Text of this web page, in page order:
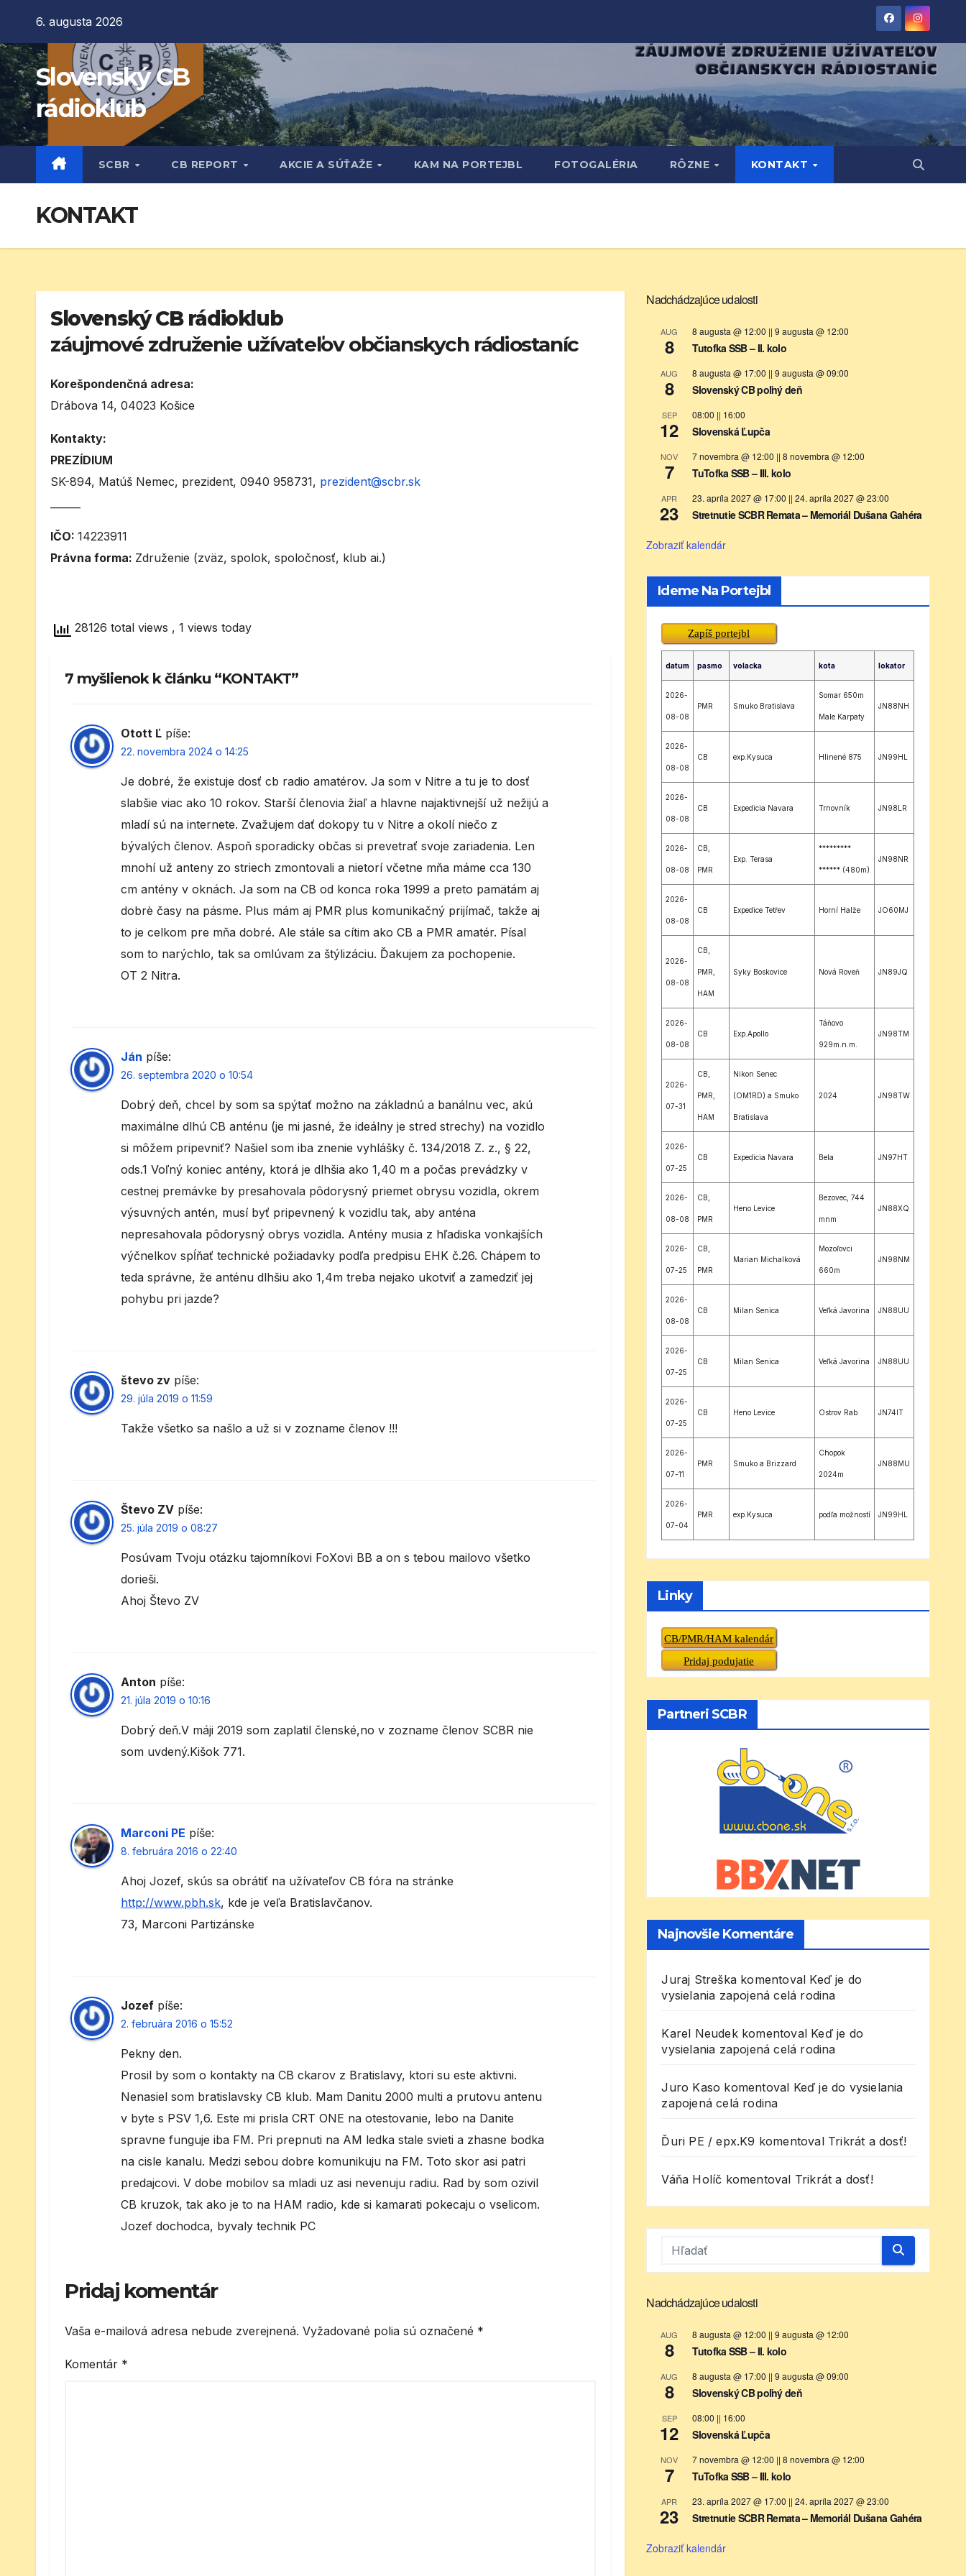
obsah
6. augusta 2026
Slovenský CB
rádioklub
SCBR CB REPORT AKCIE A SÚŤAŽE KAM NA PORTEJBL FOTOGALÉRIA RÔZNE KONTAKT
KONTAKT
Slovenský CB rádioklub
záujmové združenie užívateľov občianskych rádiostaníc
Korešpondenčná adresa:
Drábova 14, 04023 Košice
Kontakty:
PREZÍDIUM
SK-894, Matúš Nemec, prezident, 0940 958731, prezident@scbr.sk
IČO: 14223911
Právna forma: Združenie (zväz, spolok, spoločnosť, klub ai.)
28126 total views , 1 views today
7 myšlienok k článku “KONTAKT”
Otott Ľ píše:
22. novembra 2024 o 14:25
Je dobré, že existuje dosť cb radio amatérov. Ja som v Nitre a tu je to dosť
slabšie viac ako 10 rokov. Starší členovia žiaľ a hlavne najaktivnejší už nežijú a
mladí sú na internete. Zvažujem dať dokopy tu v Nitre a okolí niečo z
bývalých členov. Aspoň sporadicky občas si prevetrať svoje zariadenia. Len
mnohí už anteny zo striech zmontovali a nietorí včetne mňa máme cca 130
cm antény v oknách. Ja som na CB od konca roka 1999 a preto pamätám aj
dobrè časy na pásme. Plus mám aj PMR plus komunikačný prijímač, takže aj
to je celkom pre mňa dobré. Ale stále sa cítim ako CB a PMR amatér. Písal
som to narýchlo, tak sa omlúvam za štýlizáciu. Ďakujem za pochopenie.
OT 2 Nitra.
Ján píše:
26. septembra 2020 o 10:54
Dobrý deň, chcel by som sa spýtať možno na základnú a banálnu vec, akú
maximálne dlhú CB anténu (je mi jasné, že ideálny je stred strechy) na vozidlo
si môžem pripevniť? Našiel som iba znenie vyhlášky č. 134/2018 Z. z., § 22,
ods.1 Voľný koniec antény, ktorá je dlhšia ako 1,40 m a počas prevádzky v
cestnej premávke by presahovala pôdorysný priemet obrysu vozidla, okrem
výsuvných antén, musí byť pripevnený k vozidlu tak, aby anténa
nepresahovala pôdorysný obrys vozidla. Antény musia z hľadiska vonkajších
výčnelkov spĺňať technické požiadavky podľa predpisu EHK č.26. Chápem to
teda správne, že anténu dlhšiu ako 1,4m treba nejako ukotviť a zamedziť jej
pohybu pri jazde?
števo zv píše:
29. júla 2019 o 11:59
Takže všetko sa našlo a už si v zozname členov !!!
Števo ZV píše:
25. júla 2019 o 08:27
Posúvam Tvoju otázku tajomníkovi FoXovi BB a on s tebou mailovo všetko
dorieši.
Ahoj Števo ZV
Anton píše:
21. júla 2019 o 10:16
Dobrý deň.V máji 2019 som zaplatil členské,no v zozname členov SCBR nie
som uvdený.Kišok 771.
Marconi PE píše:
8. februára 2016 o 22:40
Ahoj Jozef, skús sa obrátiť na užívateľov CB fóra na stránke
http://www.pbh.sk, kde je veľa Bratislavčanov.
73, Marconi Partizánske
Jozef píše:
2. februára 2016 o 15:52
Pekny den.
Prosil by som o kontakty na CB ckarov z Bratislavy, ktori su este aktivni.
Nenasiel som bratislavsky CB klub. Mam Danitu 2000 multi a prutovu antenu
v byte s PSV 1,6. Este mi prisla CRT ONE na otestovanie, lebo na Danite
spravne funguje iba FM. Pri prepnuti na AM ledka stale svieti a zhasne bodka
na cisle kanalu. Medzi sebou dobre komunikuju na FM. Toto skor asi patri
predajcovi. V dobe mobilov sa mladi uz asi nevenuju radiu. Rad by som ozivil
CB kruzok, tak ako je to na HAM radio, kde si kamarati pokecaju o vselicom.
Jozef dochodca, byvaly technik PC
Pridaj komentár
Vaša e-mailová adresa nebude zverejnená. Vyžadované polia sú označené *
Komentár *
Nadchádzajúce udalosti
AUG
8
8 augusta @ 12:00 ||9 augusta @ 12:00
Tutofka SSB – II. kolo
AUG
8
8 augusta @ 17:00 ||9 augusta @ 09:00
Slovenský CB poľný deň
SEP
12
08:00 || 16:00
Slovenská Ľupča
NOV
7
7 novembra @ 12:00 ||8 novembra @ 12:00
TuTofka SSB – III. kolo
APR
23
23. apríla 2027 @ 17:00 ||24. apríla 2027 @ 23:00
Stretnutie SCBR Remata – Memoriál Dušana Gahéra
Zobraziť kalendár
Ideme Na Portejbl
Zapíš portejbl
datum pasmo volacka kota lokator
2026-
08-08
PMR Smuko Bratislava
Somar 650m
Male Karpaty
JN88NH
2026-
08-08
CB exp.Kysuca Hlinené 875 JN99HL
2026-
08-08
CB Expedicia Navara Trnovník JN98LR
2026-
08-08
CB,
PMR
Exp. Terasa
*********
****** (480m)
JN98NR
2026-
08-08
CB Expedice Tetřev Horní Halže JO60MJ
2026-
08-08
CB,
PMR,
HAM
Syky Boskovice Nová Roveň JN89JQ
2026-
08-08
CB Exp.Apollo
Táňovo
929m.n.m.
JN98TM
2026-
07-31
CB,
PMR,
HAM
Nikon Senec
(OM1RD) a Smuko
Bratislava
2024 JN98TW
2026-
07-25
CB Expedicia Navara Bela JN97HT
2026-
08-08
CB,
PMR
Heno Levice
Bezovec, 744
mnm
JN88XQ
2026-
07-25
CB,
PMR
Marian Michalková
Mozoľovci
660m
JN98NM
2026-
08-08
CB Milan Senica Veľká Javorina JN88UU
2026-
07-25
CB Milan Senica Veľká Javorina JN88UU
2026-
07-25
CB Heno Levice Ostrov Rab JN74IT
2026-
07-11
PMR Smuko a Brizzard
Chopok
2024m
JN88MU
2026-
07-04
PMR exp.Kysuca podľa možností JN99HL
Linky
CB/PMR/HAM kalendár
Pridaj podujatie
Partneri SCBR
Najnovšie Komentáre
Juraj Streškakomentoval Keď je do
vysielania zapojená celá rodina
Karel Neudekkomentoval Keď je do
vysielania zapojená celá rodina
Juro Kaso komentoval Keď je do vysielania
zapojená celá rodina
Ďuri PE / epx.K9 komentoval Trikrát a dosť!
Váňa Holíč komentoval Trikrát a dosť!
Nadchádzajúce udalosti
AUG
8
8 augusta @ 12:00 ||9 augusta @ 12:00
Tutofka SSB – II. kolo
AUG
8
8 augusta @ 17:00 ||9 augusta @ 09:00
Slovenský CB poľný deň
SEP
12
08:00 || 16:00
Slovenská Ľupča
NOV
7
7 novembra @ 12:00 ||8 novembra @ 12:00
TuTofka SSB – III. kolo
APR
23
23. apríla 2027 @ 17:00 ||24. apríla 2027 @ 23:00
Stretnutie SCBR Remata – Memoriál Dušana Gahéra
Zobraziť kalendár